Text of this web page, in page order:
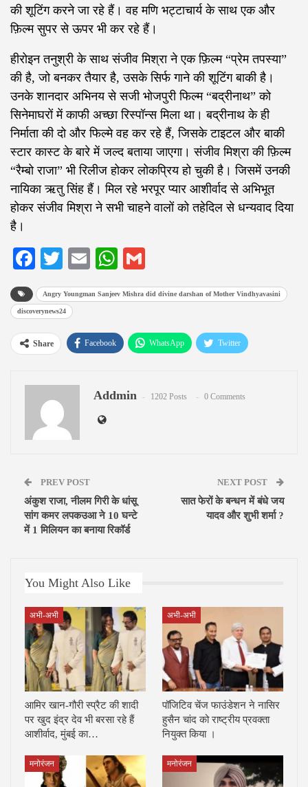
की शूटिंग करने जा रहे हैं। वह मणि भट्टाचार्य के साथ एक और
फ़िल्म सुपर से ऊपर भी कर रहे हैं।
हीरोइन तनुश्री के साथ संजीव मिश्रा ने एक फ़िल्म “प्रेम तपस्या”
की है, जो बनकर तैयार है, उसके सिर्फ गाने की शूटिंग बाकी है।
उनके शानदार अभिनय से सजी भोजपुरी फिल्म “बद्रीनाथ” को
सिनेमाघरों में काफी अच्छा रिस्पॉन्स मिला था। बद्रीनाथ के ही
निर्माता की दो और फिल्मे वह कर रहे हैं, जिसके टाइटल और बाकी
स्टार कास्ट के बारे में जल्द बताया जाएगा। संजीव मिश्रा की फ़िल्म
“रैम्बो राजा” भी रिलीज होकर लोकप्रिय हो चुकी है। जिसमें उनकी
नायिका ऋतु सिंह हैं। मिल रहे भरपूर प्यार आशीर्वाद से अभिभूत
होकर संजीव मिश्रा ने सभी चाहने वालों को तहेदिल से धन्यवाद दिया
है।
Facebook
TwitterEmailWhatsApp
Angry Youngman Sanjeev Mishra did divine darshan of Mother Vindhyavasini
discoverynews24
Share Facebook WhatsApp Twitter
Addmin 1202 Posts 0 Comments
PREV POST
अंकुश राजा, नीलम गिरी के धांसू
सांग कमर लपकउआ ने 10 घन्टे
में 1 मिलियन का बनाया रिकॉर्ड
NEXT POST
सात फेरों के बन्धन में बंधे जय
यादव और शुभी शर्मा ?
You Might Also Like
अभी-अभी
आमिर खान-गौरी स्प्रैट की शादी
पर खुद इंद्र देव भी बरसा रहे हैं
आशीर्वाद, मुंबई का…
अभी-अभी
पॉजिटिव चेंज फाउंडेशन ने नासिर
हुसैन चांद को राष्ट्रीय प्रवक्ता
नियुक्त किया ।
मनोरंजन मनोरंजन